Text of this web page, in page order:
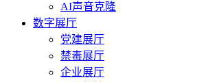
AI声音克隆
数字展厅
党建展厅
禁毒展厅
企业展厅